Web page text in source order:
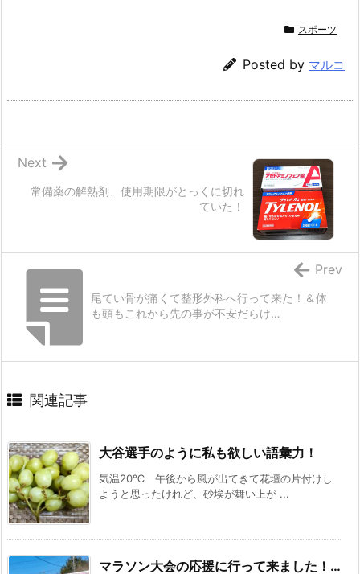
スポーツ
Posted by マルコ
常備薬の解熱剤、使用期限がとっくに切れ
ていた！
Next
尾てい骨が痛くて整形外科へ行って来た！＆体
も頭もこれから先の事が不安だらけ…
Prev
関連記事
大谷選手のように私も欲しい語彙力！
気温20℃ 午後から風が出てきて花壇の片付けし
ようと思ったけれど、砂埃が舞い上が ...
マラソン大会の応援に行って来ました！…